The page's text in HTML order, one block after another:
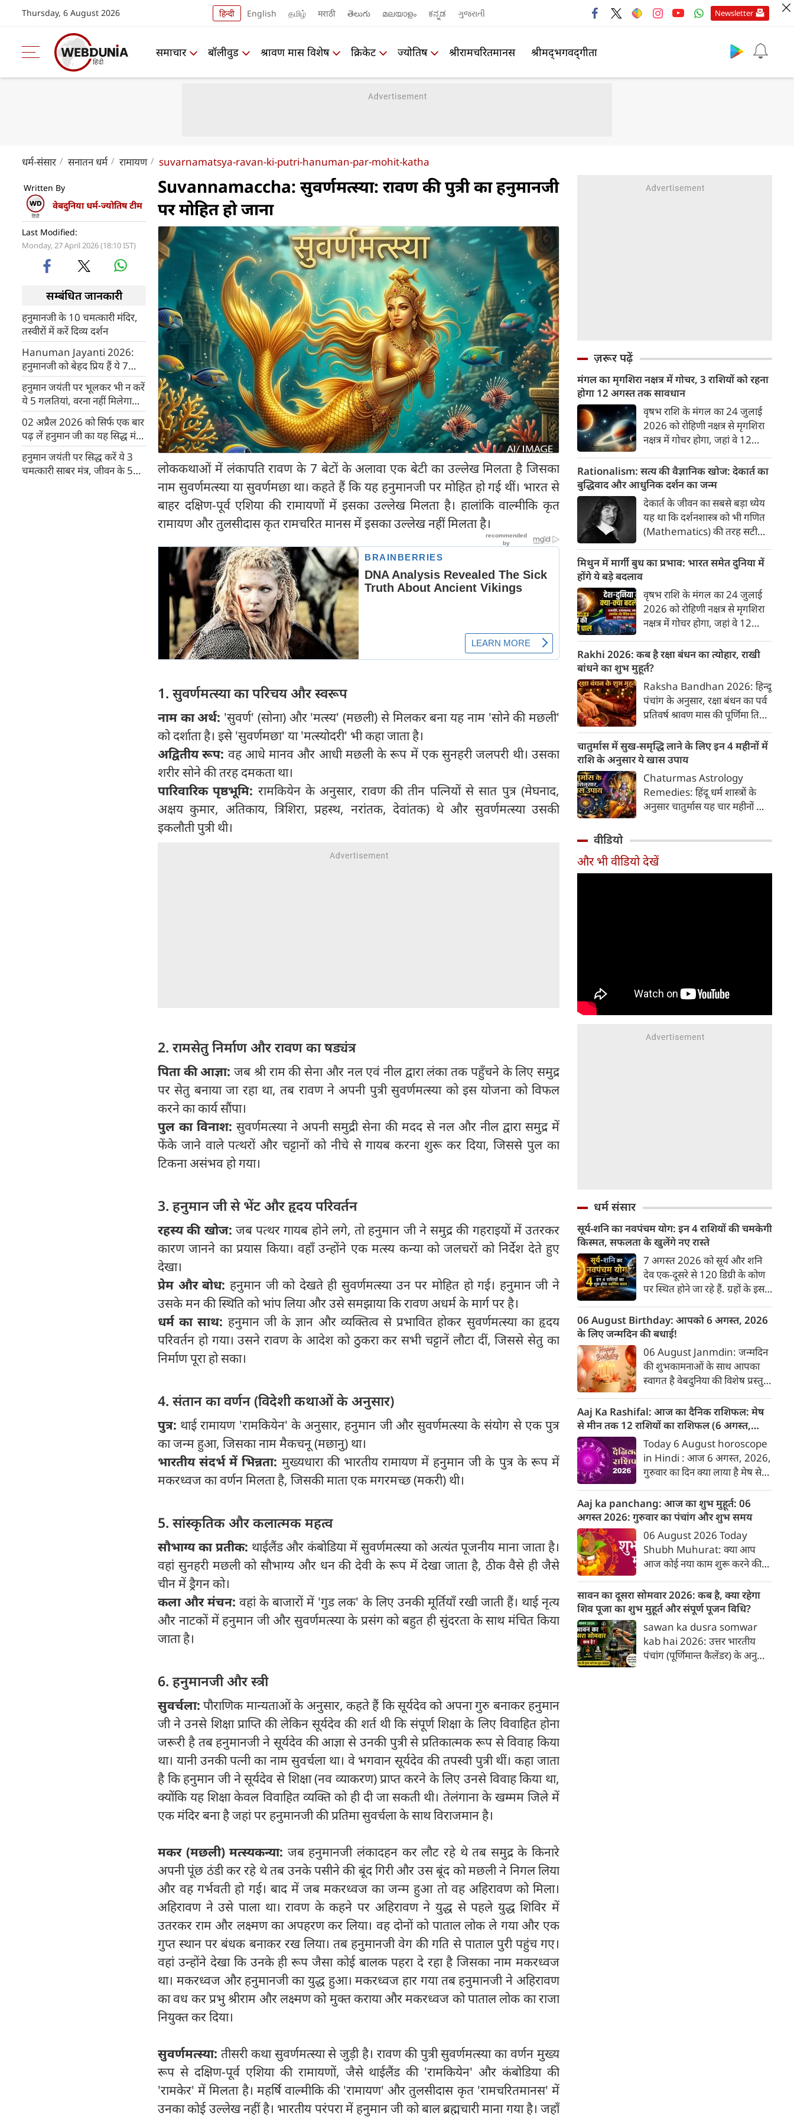
Thursday, 6 August 2026 हिन्दी English தமிழ் मराठी తెలుగు മലയാളം ಕನ್ನಡ ગુજરાતી Newsletter
समाचार बॉलीवुड श्रावण मास विशेष क्रिकेट ज्योतिष श्रीरामचरितमानस श्रीमद्‍भगवद्‍गीता
धर्म-संसार सनातन धर्म रामायण suvarnamatsya-ravan-ki-putri-hanuman-par-mohit-katha
Written By
वेबदुनिया धर्म-ज्योतिष टीम
Last Modified:
Monday, 27 April 2026 (18:10 IST)
सम्बंधित जानकारी
हनुमानजी के 10 चमत्कारी मंदिर,
तस्वीरों में करें दिव्य दर्शन
Hanuman Jayanti 2026:
हनुमानजी को बेहद प्रिय हैं ये 7
भोग, पूजा में जरूर लगाएं
हनुमान जयंती पर भूलकर भी न करें
ये 5 गलतियां, वरना नहीं मिलेगा
बजरंगबली का आशीर्वाद
02 अप्रैल 2026 को सिर्फ एक बार
पढ़ लें हनुमान जी का यह सिद्ध मंत्र,
बड़े से बड़ा शत्रु भी टेक देगा घुटने
हनुमान जयंती पर सिद्ध करें ये 3
चमत्कारी साबर मंत्र, जीवन के 5
Suvannamaccha: सुवर्णमत्स्या: रावण की पुत्री का हनुमानजी
पर मोहित हो जाना
लोककथाओं में लंकापति रावण के 7 बेटों के अलावा एक बेटी का उल्लेख मिलता है जिसका
नाम सुवर्णमत्स्या या सुवर्णमछा था। कहते हैं कि यह हनुमानजी पर मोहित हो गई थीं। भारत से
बाहर दक्षिण-पूर्व एशिया की रामायणों में इसका उल्लेख मिलता है। हालांकि वाल्मीकि कृत
रामायण और तुलसीदास कृत रामचरित मानस में इसका उल्लेख नहीं मिलता है।
1. सुवर्णमत्स्या का परिचय और स्वरूप
नाम का अर्थ: 'सुवर्ण' (सोना) और 'मत्स्य' (मछली) से मिलकर बना यह नाम 'सोने की मछली'
को दर्शाता है। इसे 'सुवर्णमछा' या 'मत्स्योदरी' भी कहा जाता है।
अद्वितीय रूप: वह आधे मानव और आधी मछली के रूप में एक सुनहरी जलपरी थी। उसका
शरीर सोने की तरह दमकता था।
पारिवारिक पृष्ठभूमि: रामकियेन के अनुसार, रावण की तीन पत्नियों से सात पुत्र (मेघनाद,
अक्षय कुमार, अतिकाय, त्रिशिरा, प्रहस्थ, नरांतक, देवांतक) थे और सुवर्णमत्स्या उसकी
इकलौती पुत्री थी।
2. रामसेतु निर्माण और रावण का षड्यंत्र
पिता की आज्ञा: जब श्री राम की सेना और नल एवं नील द्वारा लंका तक पहुँचने के लिए समुद्र
पर सेतु बनाया जा रहा था, तब रावण ने अपनी पुत्री सुवर्णमत्स्या को इस योजना को विफल
करने का कार्य सौंपा।
पुल का विनाश:सुवर्णमत्स्या ने अपनी समुद्री सेना की मदद से नल और नील द्वारा समुद्र में
फेंके जाने वाले पत्थरों और चट्टानों को नीचे से गायब करना शुरू कर दिया, जिससे पुल का
टिकना असंभव हो गया।
3. हनुमान जी से भेंट और हृदय परिवर्तन
रहस्य की खोज: जब पत्थर गायब होने लगे, तो हनुमान जी ने समुद्र की गहराइयों में उतरकर
कारण जानने का प्रयास किया। वहाँ उन्होंने एक मत्स्य कन्या को जलचरों को निर्देश देते हुए
देखा।
प्रेम और बोध: हनुमान जी को देखते ही सुवर्णमत्स्या उन पर मोहित हो गई। हनुमान जी ने
उसके मन की स्थिति को भांप लिया और उसे समझाया कि रावण अधर्म के मार्ग पर है।
धर्म का साथ: हनुमान जी के ज्ञान और व्यक्तित्व से प्रभावित होकर सुवर्णमत्स्या का हृदय
परिवर्तन हो गया। उसने रावण के आदेश को ठुकरा कर सभी चट्टानें लौटा दीं, जिससे सेतु का
निर्माण पूरा हो सका।
4. संतान का वर्णन (विदेशी कथाओं के अनुसार)
पुत्र: थाई रामायण 'रामकियेन' के अनुसार, हनुमान जी और सुवर्णमत्स्या के संयोग से एक पुत्र
का जन्म हुआ, जिसका नाम मैकचनू (मछानु) था।
भारतीय संदर्भ में भिन्नता: मुख्यधारा की भारतीय रामायण में हनुमान जी के पुत्र के रूप में
मकरध्वज का वर्णन मिलता है, जिसकी माता एक मगरमच्छ (मकरी) थी।
5. सांस्कृतिक और कलात्मक महत्व
सौभाग्य का प्रतीक: थाईलैंड और कंबोडिया में सुवर्णमत्स्या को अत्यंत पूजनीय माना जाता है।
वहां सुनहरी मछली को सौभाग्य और धन की देवी के रूप में देखा जाता है, ठीक वैसे ही जैसे
चीन में ड्रैगन को।
कला और मंचन:वहां के बाजारों में 'गुड लक' के लिए उनकी मूर्तियाँ रखी जाती हैं। थाई नृत्य
और नाटकों में हनुमान जी और सुवर्णमत्स्या के प्रसंग को बहुत ही सुंदरता के साथ मंचित किया
जाता है।
6. हनुमानजी और स्त्री
सुवर्चला:पौराणिक मान्यताओं के अनुसार, कहते हैं कि सूर्यदेव को अपना गुरु बनाकर हनुमान
जी ने उनसे शिक्षा प्राप्ति की लेकिन सूर्यदेव की शर्त थी कि संपूर्ण शिक्षा के लिए विवाहित होना
जरूरी है तब हनुमानजी ने सूर्यदेव की आज्ञा से उनकी पुत्री से प्रतिकात्मक रूप से विवाह किया
था। यानी उनकी पत्नी का नाम सुवर्चला था। वे भगवान सूर्यदेव की तपस्वी पुत्री थीं। कहा जाता
है कि हनुमान जी ने सूर्यदेव से शिक्षा (नव व्याकरण) प्राप्त करने के लिए उनसे विवाह किया था,
क्योंकि यह शिक्षा केवल विवाहित व्यक्ति को ही दी जा सकती थी। तेलंगाना के खम्मम जिले में
एक मंदिर बना है जहां पर हनुमानजी की प्रतिमा सुवर्चला के साथ विराजमान है।
मकर (मछली) मत्स्यकन्या: जब हनुमानजी लंकादहन कर लौट रहे थे तब समुद्र के किनारे
अपनी पूंछ ठंडी कर रहे थे तब उनके पसीने की बूंद गिरी और उस बूंद को मछली ने निगल लिया
और वह गर्भवती हो गई। बाद में जब मकरध्वज का जन्म हुआ तो वह अहिरावण को मिला।
अहिरावण ने उसे पाला था। रावण के कहने पर अहिरावण ने युद्ध से पहले युद्ध शिविर में
उतरकर राम और लक्ष्मण का अपहरण कर लिया। वह दोनों को पाताल लोक ले गया और एक
गुप्त स्थान पर बंधक बनाकर रख लिया। तब हनुमानजी वेग की गति से पाताल पुरी पहुंच गए।
वहां उन्होंने देखा कि उनके ही रूप जैसा कोई बालक पहरा दे रहा है जिसका नाम मकरध्वज
था। मकरध्वज और हनुमानजी का युद्ध हुआ। मकरध्वज हार गया तब हनुमानजी ने अहिरावण
का वध कर प्रभु श्रीराम और लक्ष्मण को मुक्त कराया और मकरध्वज को पाताल लोक का राजा
नियुक्त कर दिया।
सुवर्णमत्स्या: तीसरी कथा सुवर्णमत्स्या से जुड़ी है। रावण की पुत्री सुवर्णमत्स्या का वर्णन मुख्य
रूप से दक्षिण-पूर्व एशिया की रामायणों, जैसे थाईलैंड की 'रामकियेन' और कंबोडिया की
'रामकेर' में मिलता है। महर्षि वाल्मीकि की 'रामायण' और तुलसीदास कृत 'रामचरितमानस' में
उनका कोई उल्लेख नहीं है। भारतीय परंपरा में हनुमान जी को बाल ब्रह्मचारी माना गया है। जहाँ
ज़रूर पढ़ें
मंगल का मृगशिरा नक्षत्र में गोचर, 3 राशियों को रहना
होगा 12 अगस्त तक सावधान
वृषभ राशि के मंगल का 24 जुलाई
2026 को रोहिणी नक्षत्र से मृगशिरा
नक्षत्र में गोचर होगा, जहां वे 12
परिवर्तन के चलते 3 राशि के लोगों
को 12 अगस्त तक रहना होगा
सावधान। चलिए जानते हैं कि किन
राशि 3 राशियों को रहना होगा
सावधान।
Rationalism: सत्य की वैज्ञानिक खोज: देकार्त का
बुद्धिवाद और आधुनिक दर्शन का जन्म
देकार्त के जीवन का सबसे बड़ा ध्येय
यह था कि दर्शनशास्त्र को भी गणित
(Mathematics) की तरह सटीक,
जाए। वे एक ऐसा सार्वभौमिक सत्य
खोजना चाहते थे, जिस पर कोई भी
प्रश्नचिह्न न लगा सके। इसी विचार ने
बुद्धिवाद (Rationalism) की नींव
रखी। आइए, देकार्त के इस अद्भुत
दार्शनिक चिंतन के 4 प्रमुख स्तंभों को
गहराई से समझते हैं।
मिथुन में मार्गी बुध का प्रभाव: भारत समेत दुनिया में
होंगे ये बड़े बदलाव
वृषभ राशि के मंगल का 24 जुलाई
2026 को रोहिणी नक्षत्र से मृगशिरा
नक्षत्र में गोचर होगा, जहां वे 12
में एक बड़ा हलचल भरा मोड़ आ चुका
है- बुध ग्रह अपनी ही प्रिय राशि मिथुन
में सीधे (मार्गी) चलने लगे हैं। अब जब
बुद्धि और संवाद का कारक ग्रह सीधी
चाल चलेगा, तो जाहिर है आपकी
सोच, बातचीत और फैसलों की रफ्तार
भी बदल जाएगी।
Rakhi 2026: कब है रक्षा बंधन का त्योहार, राखी
बांधने का शुभ मुहूर्त?
Raksha Bandhan 2026: हिन्दू
पंचांग के अनुसार, रक्षा बंधन का पर्व
प्रतिवर्ष श्रावण मास की पूर्णिमा तिथि
में इसे मिठास और खुशियों का उत्सव
माना गया है। यह भाई-बहन के प्रेम
का पावन पर्व है। यहां जानें रक्षा बंधन
2026 कब है? जानें रक्षा बंधन
2026 की तारीख...
चातुर्मास में सुख-समृद्धि लाने के लिए इन 4 महीनों में
राशि के अनुसार ये खास उपाय
Chaturmas Astrology
Remedies: हिंदू धर्म शास्त्रों के
अनुसार चातुर्मास यह चार महीनों का
आप अपनी राशि के अनुसार चातुर्मास
में कुछ विशेष उपाय करते हैं, तो
वीडियो
और भी वीडियो देखें
धर्म संसार
सूर्य-शनि का नवपंचम योग: इन 4 राशियों की चमकेगी
किस्मत, सफलता के खुलेंगे नए रास्ते
7 अगस्त 2026 को सूर्य और शनि
देव एक-दूसरे से 120 डिग्री के कोण
पर स्थित होने जा रहे हैं. ग्रहों के इस
नवपंचम योग कहते हैं। इस दौरान
मुख्य रूप से 4 राशियों के लिए
स्वर्णिम समय की शुरुआत होती है। ये
राशियां हैं- मेष राशि, सिंह राशि, धनु
राशि और कुंभ राशि।
06 August Birthday: आपको 6 अगस्त, 2026
के लिए जन्मदिन की बधाई!
06 August Janmdin: जन्मदिन
की शुभकामनाओं के साथ आपका
स्वागत है वेबदुनिया की विशेष प्रस्तुति
पाठकों के व्यक्तित्व और भविष्य के
बारे में जानकारी देगा जिनका उस
दिनांक को जन्मदिन होगा। पेश है
दिनांक 6 को जन्मे व्यक्तियों के बारे
में जानकारी :
Aaj Ka Rashifal: आज का दैनिक राशिफल: मेष
से मीन तक 12 राशियों का राशिफल (6 अगस्‍त,
2026)
Today 6 August horoscope
in Hindi : आज 6 अगस्‍त, 2026,
गुरुवार का दिन क्या लाया है मेष से
डेली होरोस्कोप के अनुसार वेबदुनिया
पर दैनिक राशिफल के बारे में एकदम
सटीक जानकारी...
Aaj ka panchang: आज का शुभ मुहूर्त: 06
अगस्‍त 2026: गुरुवार का पंचांग और शुभ समय
06 August 2026 Today
Shubh Muhurat: क्या आप
आज कोई नया काम शुरू करने की
लेने वाले हैं? ज्योतिष और पंचांग के
अनुसार, किसी भी शुभ कार्य को सही
मुहूर्त में करने से सफलता की
संभावना बढ़ जाती है। 'वेबदुनिया'
आपके लिए लेकर आया है 06
अगस्‍त, 2026 का विशेष पंचांग और
सावन का दूसरा सोमवार 2026: कब है, क्या रहेगा
शिव पूजा का शुभ मुहूर्त और संपूर्ण पूजन विधि?
sawan ka dusra somwar
kab hai 2026: उत्तर भारतीय
पंचांग (पूर्णिमान्त कैलेंडर) के अनुसार